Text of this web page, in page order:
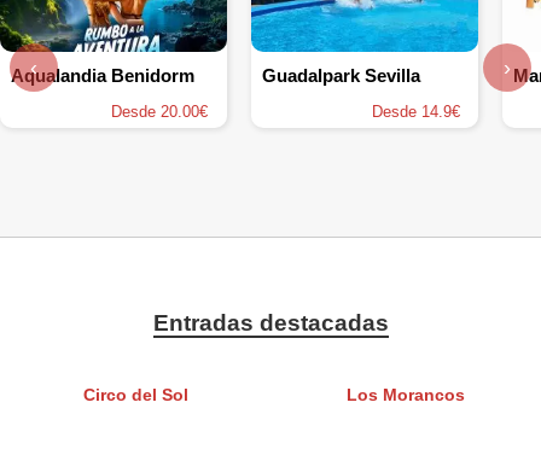
Aqualandia Benidorm
Desde 20.00€
Guadalpark Sevilla
Desde 14.9€
‹ ›
Entradas destacadas
Circo del Sol Los Morancos